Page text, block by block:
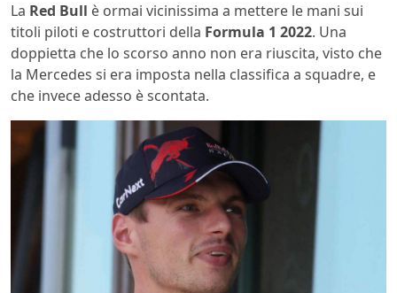
La Red Bull è ormai vicinissima a mettere le mani sui
titoli piloti e costruttori della Formula 1 2022. Una
doppietta che lo scorso anno non era riuscita, visto che
la Mercedes si era imposta nella classifica a squadre, e
che invece adesso è scontata.